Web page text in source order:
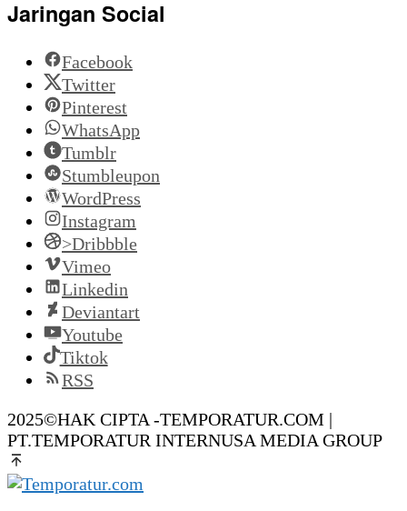
Jaringan Social
Facebook
Twitter
Pinterest
WhatsApp
Tumblr
Stumbleupon
WordPress
Instagram
>Dribbble
Vimeo
Linkedin
Deviantart
Youtube
Tiktok
RSS
2025©HAK CIPTA -TEMPORATUR.COM |
PT.TEMPORATUR INTERNUSA MEDIA GROUP